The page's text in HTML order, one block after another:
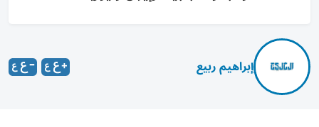
إبراهيم ربيع